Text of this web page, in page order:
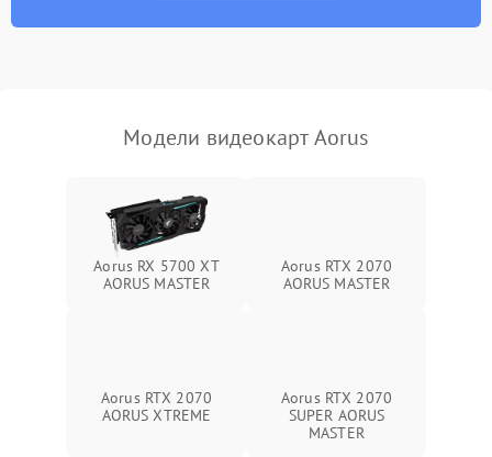
Программные сбои
Модели видеокарт Aorus
Aorus RX 5700 XT
AORUS MASTER
Aorus RTX 2070
AORUS MASTER
Aorus RTX 2070
AORUS XTREME
Aorus RTX 2070
SUPER AORUS
MASTER